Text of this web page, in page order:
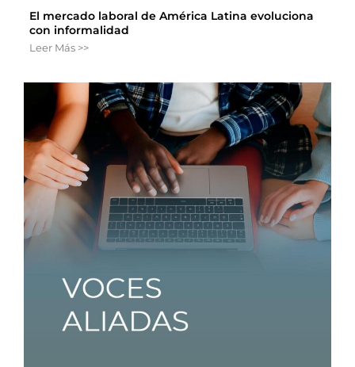
El mercado laboral de América Latina evoluciona
con informalidad
Leer Más >>